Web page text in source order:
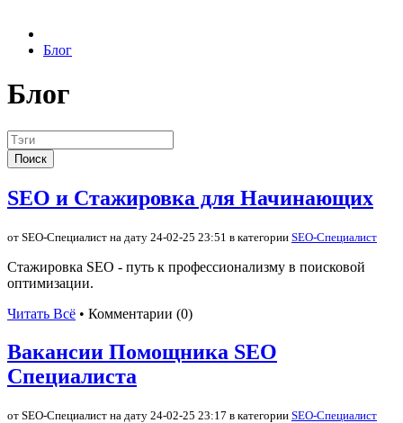
Блог
Блог
Поиск
SEO и Стажировка для Начинающих
от SEO-Специалист на дату 24-02-25 23:51 в категории SEO-Специалист
Стажировка SEO - путь к профессионализму в поисковой
оптимизации.
Читать Всё • Комментарии (0)
Вакансии Помощника SEO
Специалиста
от SEO-Специалист на дату 24-02-25 23:17 в категории SEO-Специалист